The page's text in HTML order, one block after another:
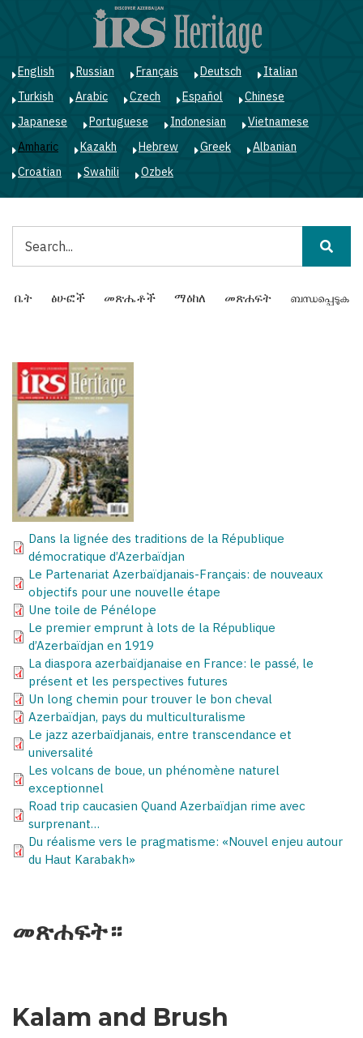
English Russian Français Deutsch
Italian
Turkish
Arabic Czech Español
Chinese
Japanese
Portuguese Indonesian
Vietnamese
Amharic
Kazakh Hebrew Greek
Albanian
Croatian
Swahili Ozbek
Main
navigation
ቤት ፅሁፎች መጽሔቶች ማዕከለ መጽሐፍት ബന്ധപ്പെടുക
Dans la lignée des traditions de la République
démocratique d’Azerbaïdjan
Le Partenariat Azerbaïdjanais-Français: de nouveaux
objectifs pour une nouvelle étape
Une toile de Pénélope
Le premier emprunt à lots de la République
d’Azerbaïdjan en 1919
La diaspora azerbaïdjanaise en France: le passé, le
présent et les perspectives futures
Un long chemin pour trouver le bon cheval
Azerbaïdjan, pays du multiculturalisme
Le jazz azerbaïdjanais, entre transcendance et
universalité
Les volcans de boue, un phénomène naturel
exceptionnel
Road trip caucasien Quand Azerbaïdjan rime avec
surprenant…
Du réalisme vers le pragmatisme: «Nouvel enjeu autour
du Haut Karabakh»
መጽሐፍት።
Kalam and Brush